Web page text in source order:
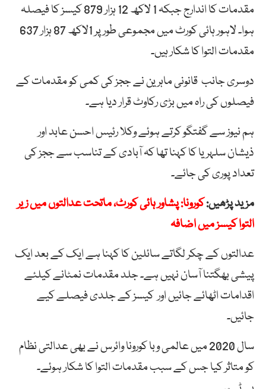
مقدمات کا اندارج جبکہ 1 لاکھ 12 ہزار 879 کیسز کا فیصلہ
ہوا۔ لاہور ہائی کورٹ میں مجموعی طور پر 1لاکھ 87 ہزار 637
مقدمات التوا کا شکار ہیں۔
دوسری جانب قانونی ماہرین نے ججز کی کمی کو مقدمات کے
فیصلوں کی راہ میں بڑی رکاوٹ قرار دیا ہے۔
ہم نیوز سے گفتگو کرتے ہوئے وکلا رئیس احسن عابد اور
ذیشان سلہریا کا کہنا تھا کہ آبادی کے تناسب سے ججز کی
تعداد پوری کی جائے۔
مزید پڑھیں:کورونا: پشاور ہائی کورٹ، ماتحت عدالتوں میں زیر
التوا کیسز میں اضافہ
عدالتوں کے چکر لگاتے سائلین کا کہنا ہے ایک کے بعد ایک
پیشی بھگتنا آسان نہیں ہے۔ جلد مقدمات نمٹانے کیلئے
اقدامات اٹھائے جائیں اور کیسز کے جلدی فیصلے کیے
جائیں۔
سال 2020 میں عالمی وبا کورونا وائرس نے بھی عدالتی نظام
کو متاثر کیا جس کے سبب مقدمات التوا کا شکار ہوئے۔